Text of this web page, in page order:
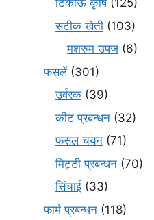
टिकाऊ कृषि(125)
सटीक खेती (103)
मशरुम उपज (6)
फसलें(301)
उर्वरक (39)
कीट प्रबन्धन (32)
फसल चयन (71)
मि‌ट्टी प्रबन्धन (70)
सिंचाई (33)
फार्म प्रबन्धन (118)